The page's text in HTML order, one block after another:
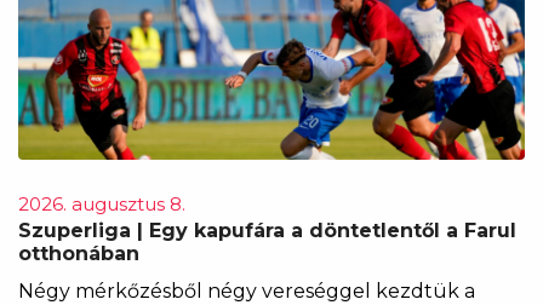
2026. augusztus 8.
Szuperliga | Egy kapufára a döntetlentől a Farul
otthonában
Négy mérkőzésből négy vereséggel kezdtük a